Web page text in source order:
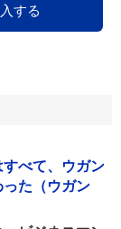
する
べて、ウガン
た（ウガン